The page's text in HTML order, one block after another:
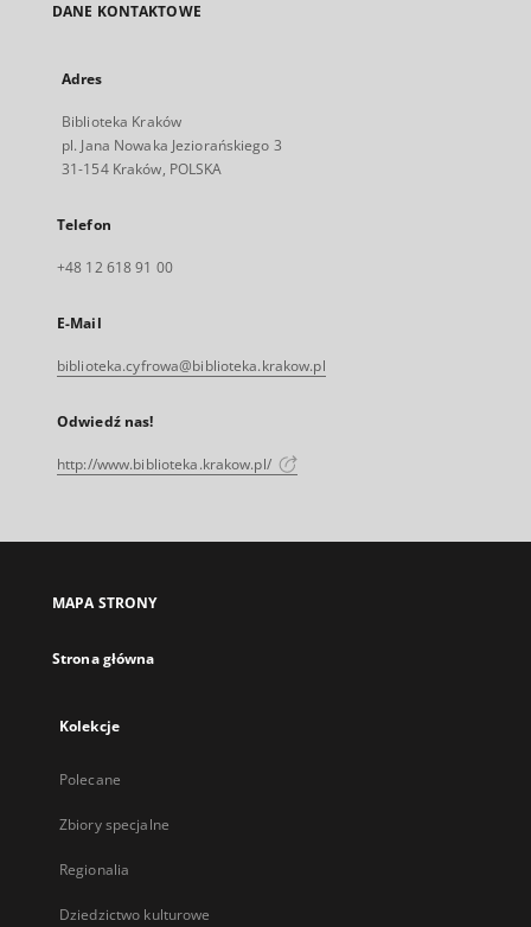
DANE KONTAKTOWE
Adres
Biblioteka Kraków
pl. Jana Nowaka Jeziorańskiego 3
31-154 Kraków, POLSKA
Telefon
+48 12 618 91 00
E-Mail
biblioteka.cyfrowa@biblioteka.krakow.pl
Odwiedź nas!
http://www.biblioteka.krakow.pl/
MAPA STRONY
Strona główna
Kolekcje
Polecane
Zbiory specjalne
Regionalia
Dziedzictwo kulturowe